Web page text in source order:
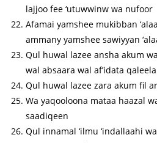
lajjoo fee ‘utuwwinw wa nufoor
Afamai yamshee mukibban
ammany yamshee sawiyyan
Qul huwal lazee ansha akum
wal absaara wal af’idata
Qul huwal lazee zara akum fil
Wa yaqooloona mataa haazal
saadiqeen
Qul innamal ‘ilmu ‘indallaahi